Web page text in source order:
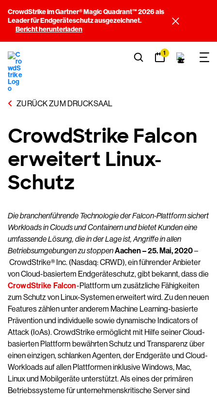
CrowdStrike im Gartner® Magic Quadrant™ 2026 als
Leader für Endgeräteschutz ausgezeichnet.
Bericht herunterladen
1
ZURÜCK ZUM DRUCKSAAL
CrowdStrike Falcon
erweitert Linux-
Schutz
Die branchenführende Technologie der Falcon-Plattform sichert
Workloads in Clouds und Containern und bietet Kunden eine
umfassende Lösung, die in der Lage ist, Angriffe in allen
Betriebsumgebungen zu stoppenAachen – 25. Mai, 2020–
CrowdStrike® Inc. (Nasdaq: CRWD), ein führender Anbieter
von Cloud-basiertem Endgeräteschutz, gibt bekannt, dass die
CrowdStrike Falcon-Plattform um zusätzliche Fähigkeiten
zum Schutz von Linux-Systemen erweitert wird. Zu den neuen
Features zählen unter anderem Machine Learning-basierte
Prävention und individuelle sowie dynamische Indicators of
Attack (IoAs). CrowdStrike ermöglicht mit Hilfe seiner Cloud-
basierten Plattform bewährten Schutz und Transparenz über
einen einzigen, schlanken Agenten, der Endgeräte und Cloud-
Workloads auf allen Plattformen inklusive Windows, Mac,
Linux und Mobilgeräte unterstützt. Als eines der primären
Betriebssysteme für unternehmenskritische Server sind